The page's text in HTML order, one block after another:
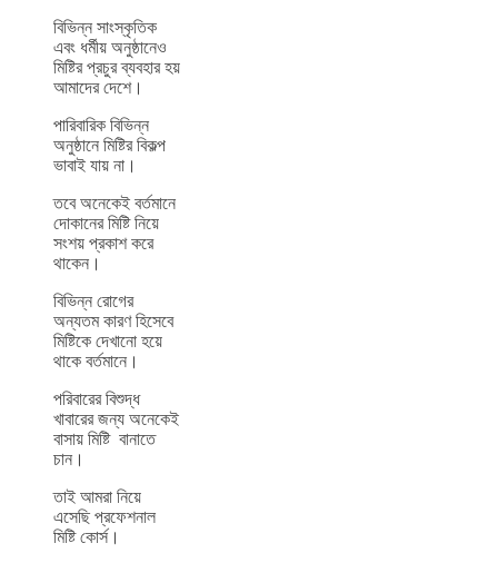
বিভিন্ন সাংস্কৃতিক
এবং ধর্মীয় অনুষ্ঠানেও
মিষ্টির প্রচুর ব্যবহার হয়
আমাদের দেশে।
পারিবারিক বিভিন্ন
অনুষ্ঠানে মিষ্টির বিকল্প
ভাবাই যায় না।
তবে অনেকেই বর্তমানে
দোকানের মিষ্টি নিয়ে
সংশয় প্রকাশ করে
থাকেন।
বিভিন্ন রোগের
অন্যতম কারণ হিসেবে
মিষ্টিকে দেখানো হয়ে
থাকে বর্তমানে।
পরিবারের বিশুদ্ধ
খাবারের জন্য অনেকেই
বাসায় মিষ্টি বানাতে
চান।
তাই আমরা নিয়ে
এসেছি প্রফেশনাল
মিষ্টি কোর্স।